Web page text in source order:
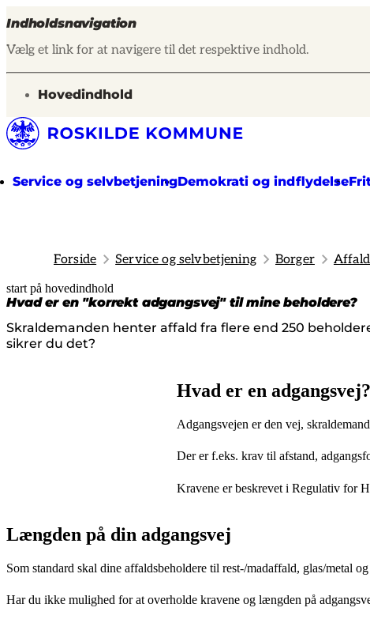
Indholdsnavigation
Vælg et link for at navigere til det respektive indhold.
gå til
Hovedindhold
Service og selvbetjeningDemokrati og indflydelse
Forside Service og selvbetjening Borger
start på hovedindhold
Hvad er en "korrekt adgangsvej" til mine beholdere?
Skraldemanden henter affald fra flere end 250
sikrer du det?
senest opdateret 27. juli 2026
Hvad er en adgangsvej?
Adgangsvejen er den vej,
Der er f.eks. krav til afstand,
Kravene er beskrevet i Regulativ for
Længden på din adgangsvej
Som standard skal dine affaldsbeholdere til rest-/madaffald, glas/metal
Har du ikke mulighed for at overholde kravene og længden på